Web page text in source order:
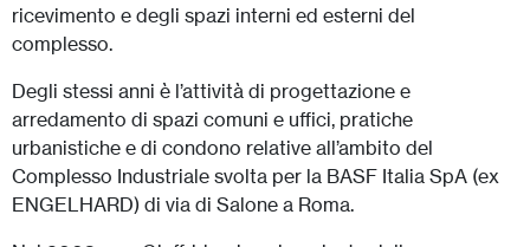
ricevimento e degli spazi interni ed esterni del
complesso.
Degli stessi anni è l’attività di progettazione e
arredamento di spazi comuni e uffici, pratiche
urbanistiche e di condono relative all’ambito del
Complesso Industriale svolta per la BASF Italia SpA (ex
ENGELHARD) di via di Salone a Roma.